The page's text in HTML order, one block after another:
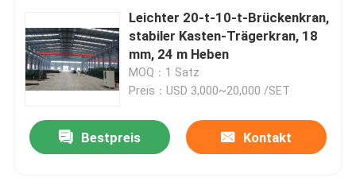
Leichter 20-t-10-t-Brückenkran,
stabiler Kasten-Trägerkran, 18
mm, 24 m Heben
MOQ：1 Satz
Preis：USD 3,000~20,000 /SET
Bestpreis Kontakt